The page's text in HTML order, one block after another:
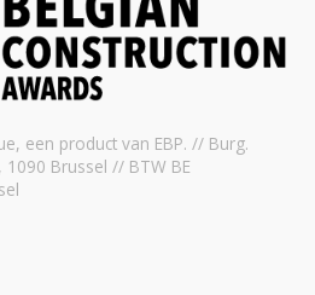
een product van EBP. // Burg.
Brussel // BTW BE